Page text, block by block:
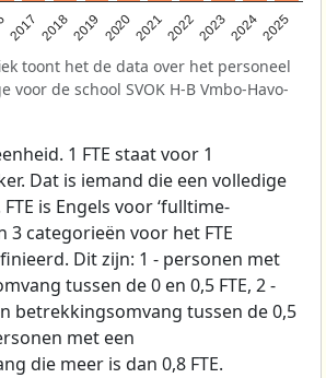
2017 20182019 202020212022202320242025
toont het de data over het personeel
voor de school SVOK H-B Vmbo-Havo-
1 FTE staat voor 1
Dat is iemand die een volledige
is Engels voor ‘fulltime-
3 categorieën voor het FTE
Dit zijn: 1 - personen met
tussen de 0 en 0,5 FTE, 2 -
betrekkingsomvang tussen de 0,5
met een
die meer is dan 0,8 FTE.